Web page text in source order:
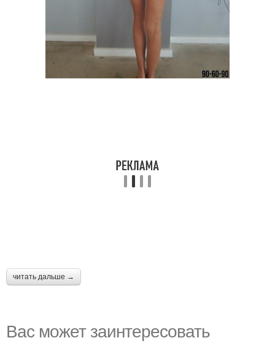
читать дальше →
Вас может заинтересовать